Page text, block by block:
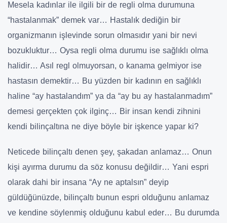
Mesela kadınlar ile ilgili bir de regli olma durumuna
“hastalanmak” demek var… Hastalık dediğin bir
organizmanın işlevinde sorun olmasıdır yani bir nevi
bozukluktur… Oysa regli olma durumu ise sağlıklı olma
halidir… Asıl regl olmuyorsan, o kanama gelmiyor ise
hastasın demektir… Bu yüzden bir kadının en sağlıklı
haline “ay hastalandım” ya da “ay bu ay hastalanmadım”
demesi gerçekten çok ilginç… Bir insan kendi zihnini
kendi bilinçaltına ne diye böyle bir işkence yapar ki?
Neticede bilinçaltı denen şey, şakadan anlamaz… Onun
kişi ayırma durumu da söz konusu değildir… Yani espri
olarak dahi bir insana “Ay ne aptalsın” deyip
güldüğünüzde, bilinçaltı bunun espri olduğunu anlamaz
ve kendine söylenmiş olduğunu kabul eder… Bu durumda